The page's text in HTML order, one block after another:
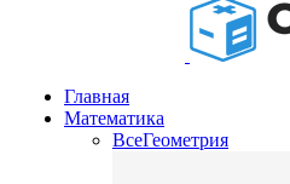
Главная
Математика
ВсеГеометрия